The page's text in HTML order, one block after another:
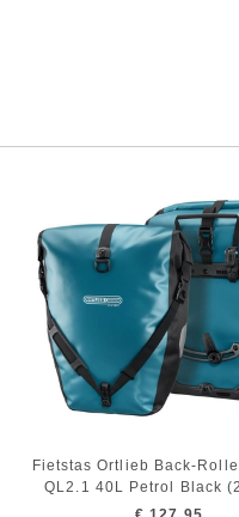
Fietstas Ortlieb Back-
QL2.1 40L Petrol Black